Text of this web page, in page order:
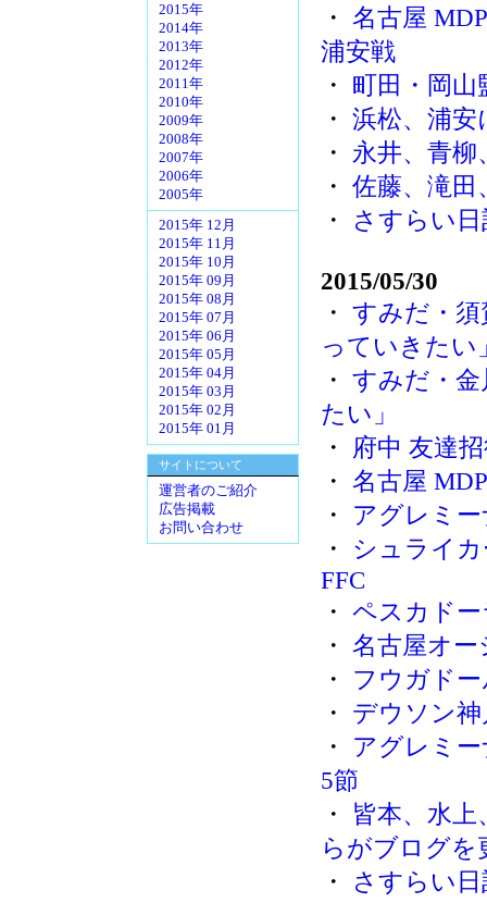
2015年
2014年
2013年
2012年
2011年
2010年
2009年
2008年
2007年
2006年
2005年
2015年 12月
2015年 11月
2015年 10月
2015年 09月
2015年 08月
2015年 07月
2015年 06月
2015年 05月
2015年 04月
2015年 03月
2015年 02月
2015年 01月
サイトについて
運営者のご紹介
広告掲載
お問い合わせ
・ 名古屋
浦安戦
・ 町田・岡
・ 浜松、浦
・ 永井、青
・ 佐藤、滝田
・
さすらい
2015/05/30
・ すみだ・
っていきたい
・ すみだ・
たい」
・ 府中 友達
・ 名古屋
・ アグレミ
・ シュライ
FFC
・ ペスカド
・ 名古屋オ
・ フウガド
・ デウソン
・ アグレミ
5節
・ 皆本、水上
らがブログを
・
さすらい